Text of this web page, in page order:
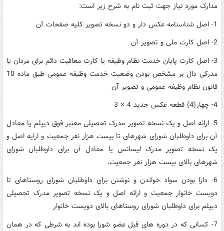
مدارک مورد نیاز جهت ثبت نام به شرح زیر است:
1- اصل شناسنامه عکس دار و دو نسخه تصویر کلیه صفحات آن
2- اصل کارت ملی و تصویر آن
3- اصل کارت پایان خدمت نظام وظیفه یا کارت معافیت دائم برای مردان یا
مدرکی دال بر مشخص بودن وضعیت خدمت وظیفه عمومی طبق ماده 10
قانون نظام وظیفه عمومی و تصویر آن
4- چهار(4) قطعه عکس جدید 4 × 3
5- ارائه اصل و یک نسخه تصویر مدرک تحصیلی معتبر فوق دیپلم یا معادل
آن برای داوطلبان شورای شهرهای تا بیست هزار نفر جمعیت و ارایه اصل و
یک نسخه تصویر مدرک لیسانس یا معادل آن برای داوطلبان شورای
شهرهای بالای بیست هزار نفر جمعیت.
6- دارا بودن سواد خواندن و نوشتن برای داوطلبان شورای روستاهای تا
دویست خانوار جمعیت و ارائه اصل و یک نسخه تصویر مدرک تحصیلی
دیپلم برای داوطلبان شورای روستاهای بالای دویست خانوار
7- کسانی که در دوره های قبل عضو شورا بوده اند به شرطی که در همان